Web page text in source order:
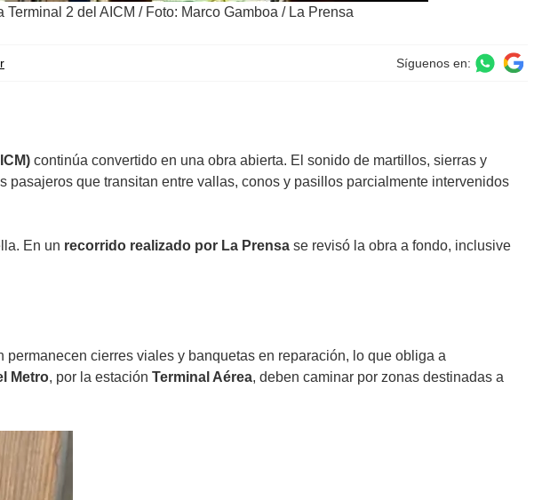
2 del AICM / Foto: Marco Gamboa / La Prensa
Síguenos en:
continúa convertido en una obra abierta. El sonido de martillos, sierras y
que transitan entre vallas, conos y pasillos parcialmente intervenidos
En un recorrido realizado por La Prensa se revisó la obra a fondo, inclusive
cierres viales y banquetas en reparación, lo que obliga a
Metro, por la estación Terminal Aérea, deben caminar por zonas destinadas a